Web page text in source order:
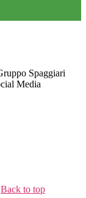
Spaggiari
Media
Back to top